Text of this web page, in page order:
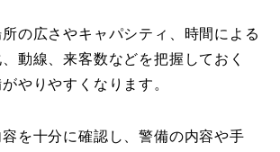
の広さやキャパシティ、時間による
動線、来客数などを把握しておく
やりやすくなります。
を十分に確認し、警備の内容や手